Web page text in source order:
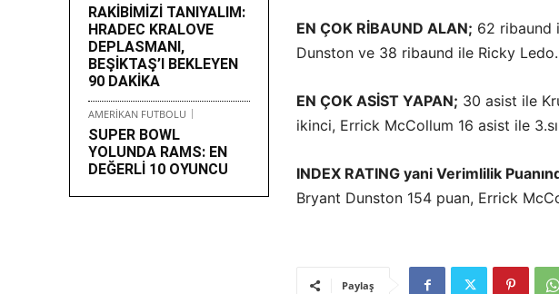
RAKİBİMİZİ TANIYALIM:
HRADEC KRALOVE
DEPLASMANI,
BEŞİKTAŞ’I BEKLEYEN
90 DAKİKA
AMERİKAN FUTBOLU
SUPER BOWL
YOLUNDA RAMS: EN
DEĞERLİ 10 OYUNCU
EN ÇOK RİBAUND ALAN; 62 ribaund
Dunston ve 38 ribaund ile Ricky Ledo.
EN ÇOK ASİST YAPAN; 30 asist ile
ikinci, Errick McCollum 16 asist ile
INDEX RATING yani Verimlilik
Bryant Dunston 154 puan, Errick
Paylaş